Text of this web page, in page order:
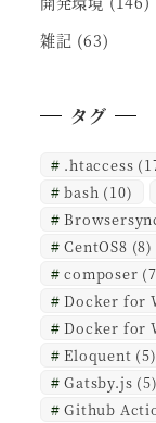
雑記 (63)
タグ
.htaccess
bash (10)
CentOS8 (8)
composer
Docker for
Docker for
Eloquent (5)
Gatsby.js (5)
Github